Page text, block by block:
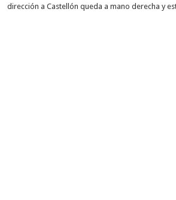
dirección a Castellón queda a mano derecha y